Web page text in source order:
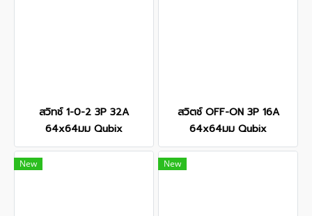
สวิทช์ 1-0-2 3P 32A
64x64มม Qubix
สวิตช์ OFF-ON 3P 16A
64x64มม Qubix
New New